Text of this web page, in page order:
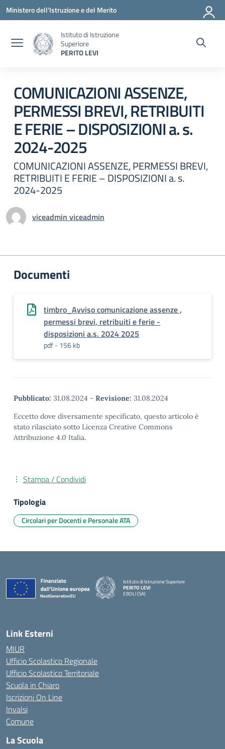
Vai ai contenuti
Vai al menu di navigazione
Vai al footer
Ministero dell'Istruzione e del Merito
Istituto di Istruzione
Superiore
PERITO LEVI
COMUNICAZIONI ASSENZE,
PERMESSI BREVI, RETRIBUITI
E FERIE – DISPOSIZIONI a. s.
2024-2025
COMUNICAZIONI ASSENZE, PERMESSI BREVI,
RETRIBUITI E FERIE – DISPOSIZIONI a. s.
2024-2025
viceadmin viceadmin
Documenti
timbro_Avviso comunicazione assenze ,
permessi brevi, retribuiti e ferie -
disposizioni a.s. 2024 2025
pdf - 156 kb
Pubblicato: 31.08.2024 - Revisione: 31.08.2024
Eccetto dove diversamente specificato, questo articolo è
stato rilasciato sotto Licenza Creative Commons
Attribuzione 4.0 Italia.
Stampa / Condividi
Tipologia
Circolari per Docenti e Personale ATA
Istituto di Istruzione Superiore
PERITO LEVI
EBOLI (SA)
Link Esterni
MIUR
Ufficio Scolastico Regionale
Ufficio Scolastico Territoriale
Scuola in Chiaro
Iscrizioni On Line
Invalsi
Comune
La Scuola